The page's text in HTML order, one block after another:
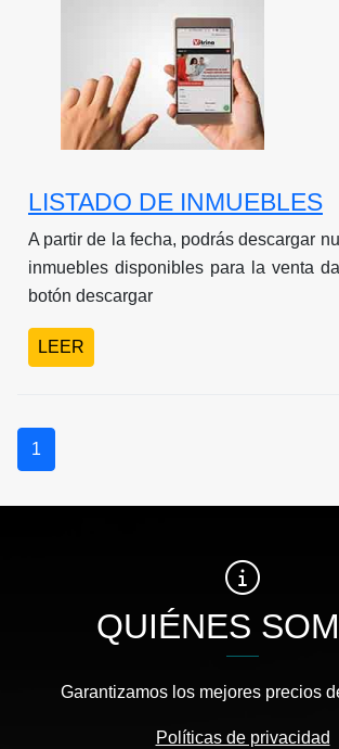
LISTADO DE INMUEBLES
A partir de la fecha, podrás descargar
inmuebles disponibles para la venta
botón descargar
LEER
1
QUIÉNES
Garantizamos los mejores precios
Políticas de privacidad